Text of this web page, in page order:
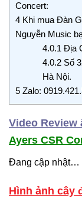
Concert:
4 Khi mua Đàn
Nguyễn Music
4.0.1Địa
4.0.2Số
Hà Nội.
5 Zalo:
Video Review
Ayers CSR
Đang cập nhật…
Hình ảnh cây